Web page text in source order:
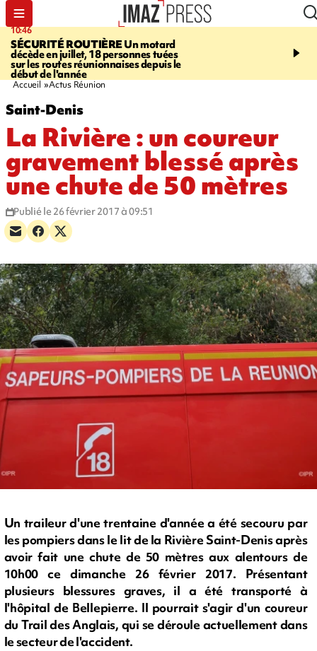
10:46
SÉCURITÉ ROUTIÈREUn motard
décède en juillet, 18 personnes tuées
sur les routes réunionnaises depuis le
début de l'année
13:49
mineurs - un courrier
Accueil Actus Réunion
Saint-Denis
La Rivière : un coureur
gravement blessé après
une chute de 50 mètres
Publié le 26 février 2017 à 09:51
Un traileur d'une trentaine d'année a été secouru par
les pompiers dans le lit de la Rivière Saint-Denis après
avoir fait une chute de 50 mètres aux alentours de
10h00 ce dimanche 26 février 2017. Présentant
plusieurs blessures graves, il a été transporté à
l'hôpital de Bellepierre. Il pourrait s'agir d'un coureur
du Trail des Anglais, qui se déroule actuellement dans
le secteur de l'accident.